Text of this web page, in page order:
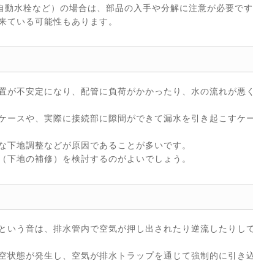
水栓など）の場合は、部品の入手や分解に注意が必要です
いる可能性もあります。
不安定になり、配管に負荷がかかったり、水の流れが悪
スや、実際に接続部に隙間ができて漏水を引き起こすケ
地調整などが原因であることが多いです。
地の補修）を検討するのがよいでしょう。
う音は、排水管内で空気が押し出されたり逆流したりし
態が発生し、空気が排水トラップを通じて強制的に引き